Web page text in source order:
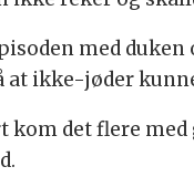
med
at ikke-jøder
kom det flere